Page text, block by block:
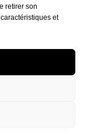
retirer son
et